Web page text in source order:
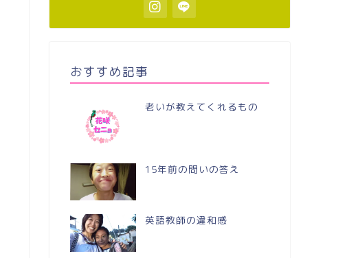
おすすめ記事
老いが教えてくれるもの
15年前の問いの答え
英語教師の違和感